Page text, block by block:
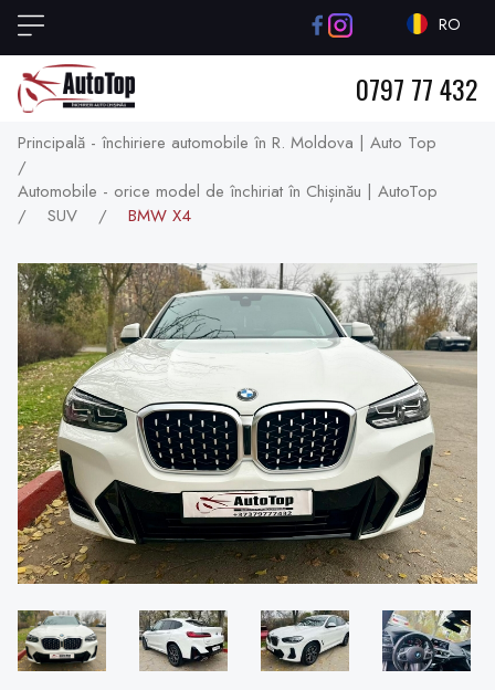
RO
0797 77 432
Principală - închiriere automobile în R. Moldova | Auto Top
/
Automobile - orice model de închiriat în Chișinău | AutoTop
/
SUV / BMW X4